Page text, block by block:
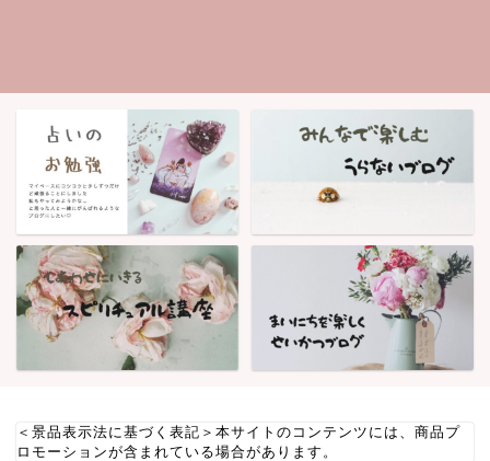
＜景品表示法に基づく表記＞本サイトのコンテンツには、商品プ
ロモーションが含まれている場合があります。